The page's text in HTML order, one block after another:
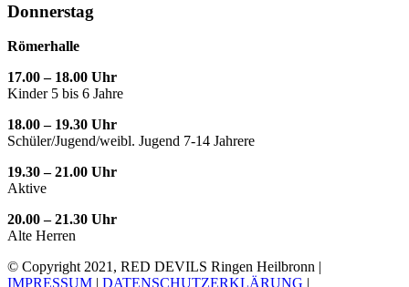
Donnerstag
Römerhalle
17.00 – 18.00 Uhr
Kinder 5 bis 6 Jahre
18.00 – 19.30 Uhr
Schüler/Jugend/weibl. Jugend 7-14 Jahrere
19.30 – 21.00 Uhr
Aktive
20.00 – 21.30 Uhr
Alte Herren
© Copyright 2021, RED DEVILS Ringen Heilbronn |
IMPRESSUM | DATENSCHUTZERKLÄRUNG |